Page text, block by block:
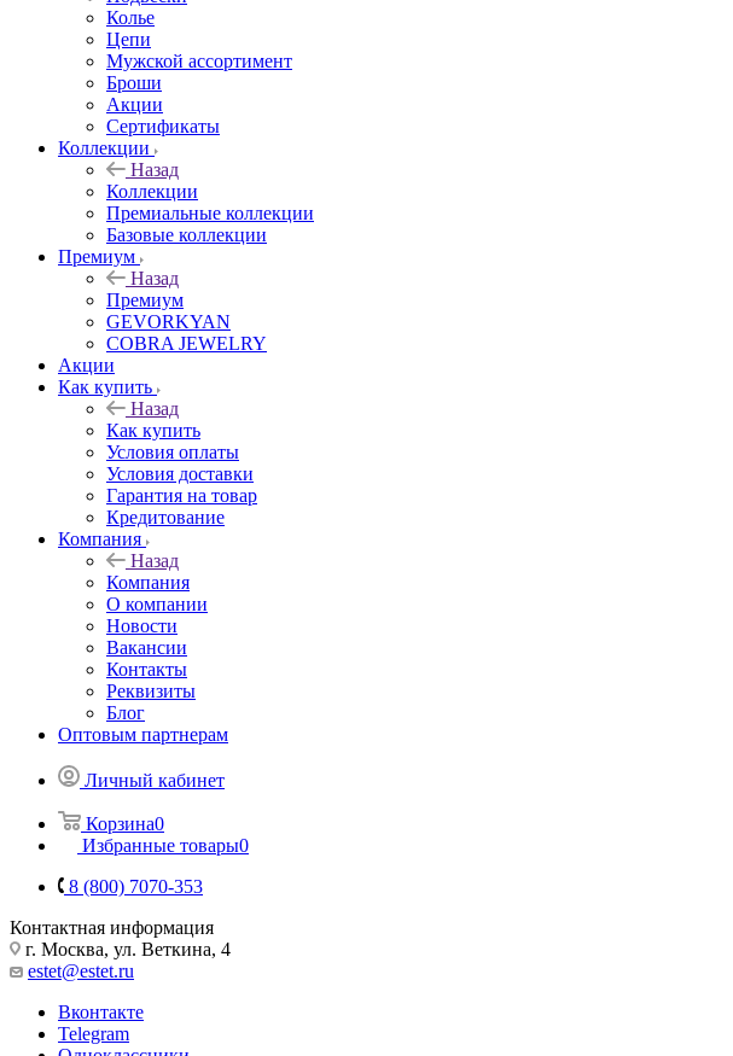
Колье
Цепи
Мужской ассортимент
Броши
Акции
Сертификаты
Коллекции
Назад
Коллекции
Премиальные коллекции
Базовые коллекции
Премиум
Назад
Премиум
GEVORKYAN
COBRA JEWELRY
Акции
Как купить
Назад
Как купить
Условия оплаты
Условия доставки
Гарантия на товар
Кредитование
Компания
Назад
Компания
О компании
Новости
Вакансии
Контакты
Реквизиты
Блог
Оптовым партнерам
Личный кабинет
Корзина0
Избранные товары0
8 (800) 7070-353
Контактная информация
г. Москва, ул. Веткина, 4
estet@estet.ru
Вконтакте
Telegram